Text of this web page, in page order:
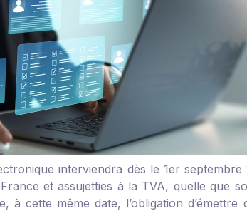
interviendra dès le 1er septembre
et assujetties à la TVA, quelle que
cette même date, l’obligation